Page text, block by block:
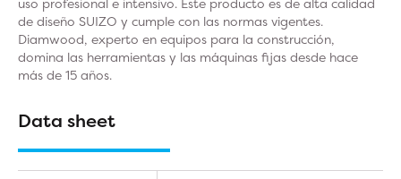
de diseño SUIZO y cumple con las normas vigentes.
Diamwood, experto en equipos para la construcción,
domina las herramientas y las máquinas fijas desde hace
más de 15 años.
Data sheet